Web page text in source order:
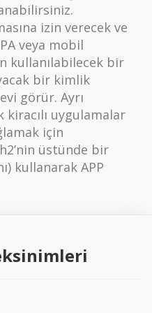
izin verecek ve
veya mobil
kullanılabilecek bir
bir kimlik
görür. Ayrı
kiracılı uygulamalar
için
üstünde bir
kullanarak APP